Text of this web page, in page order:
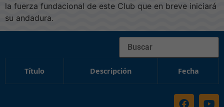
la fuerza fundacional de este Club que en breve iniciará
su andadura.
Buscar
Título Descripción Fecha